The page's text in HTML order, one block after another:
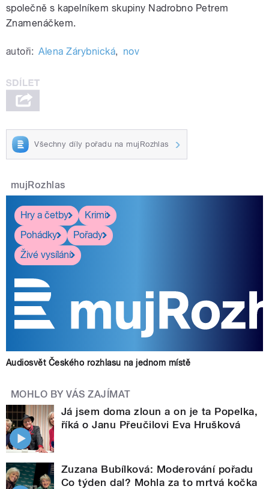
společně s kapelníkem skupiny Nadrobno Petrem
Znamenáčkem.
autoři: Alena Zárybnická, nov
Všechny díly pořadu na mujRozhlas
mujRozhlas
Hry a četby
Krimi
Pohádky
Pořady
Živé vysílání
Audiosvět Českého rozhlasu na jednom místě
MOHLO BY VÁS ZAJÍMAT
Já jsem doma zloun a on je ta Popelka,
říká o Janu Přeučilovi Eva Hrušková
Zuzana Bubílková: Moderování pořadu
Co týden dal? Mohla za to mrtvá kočka